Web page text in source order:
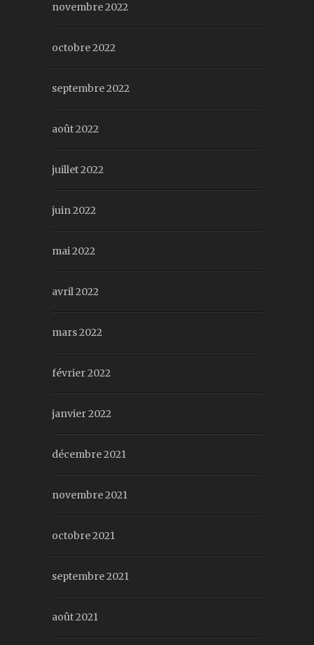
novembre 2022
octobre 2022
septembre 2022
août 2022
juillet 2022
juin 2022
mai 2022
avril 2022
mars 2022
février 2022
janvier 2022
décembre 2021
novembre 2021
octobre 2021
septembre 2021
août 2021